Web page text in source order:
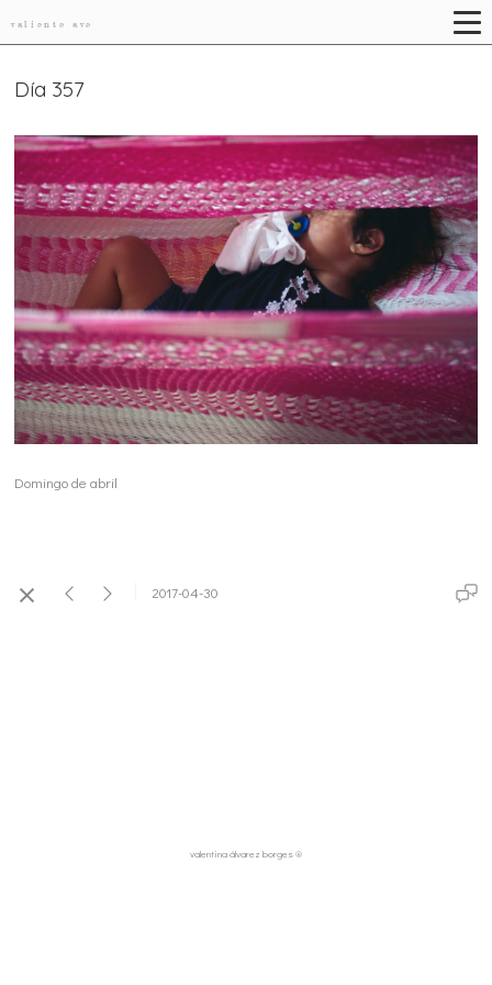
valiente ave
Día 357
Domingo de abril
2017-04-30
valentina álvarez borges ®